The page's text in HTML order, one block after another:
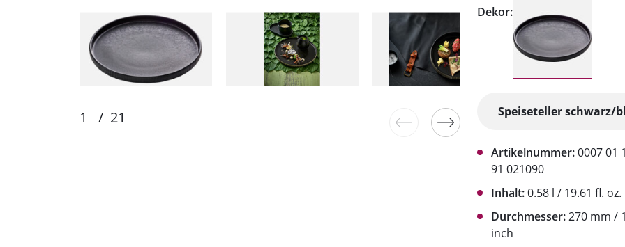
Dekor:
Artikelnummer:0007 01
91 021090
Inhalt:0.58 l / 19.61 fl. oz.
Durchmesser:270 mm /
inch